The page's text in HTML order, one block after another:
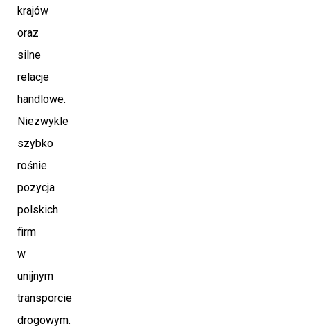
krajów
oraz
silne
relacje
handlowe.
Niezwykle
szybko
rośnie
pozycja
polskich
firm
w
unijnym
transporcie
drogowym.